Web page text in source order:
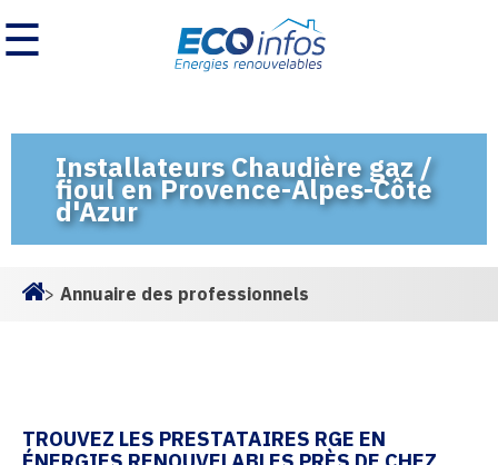
☰
Installateurs Chaudière gaz /
fioul en Provence-Alpes-Côte
d'Azur
> Annuaire des professionnels
TROUVEZ LES PRESTATAIRES RGE EN